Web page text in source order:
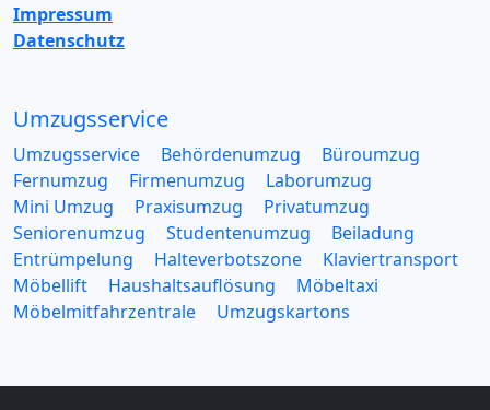
Impressum
Datenschutz
Umzugsservice
Umzugsservice Behördenumzug
Büroumzug
Fernumzug
Firmenumzug
Laborumzug
Mini Umzug
Praxisumzug
Privatumzug
Seniorenumzug
Studentenumzug
Beiladung
Entrümpelung
Halteverbotszone
Klaviertransport
Möbellift
Haushaltsauflösung
Möbeltaxi
Möbelmitfahrzentrale
Umzugskartons